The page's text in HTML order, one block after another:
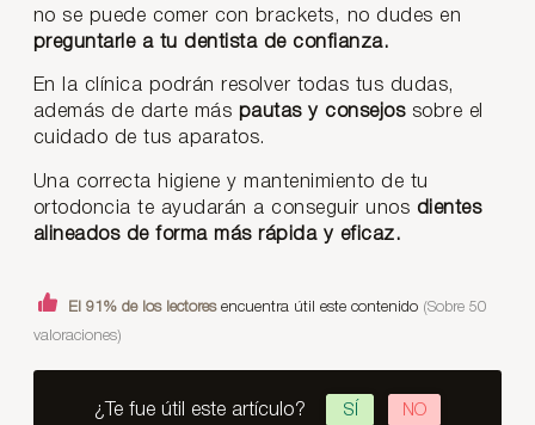
no se puede comer con brackets, no dudes en
preguntarle a tu dentista de confianza.
En la clínica podrán resolver todas tus dudas,
además de darte más pautas y consejos sobre el
cuidado de tus aparatos.
Una correcta higiene y mantenimiento de tu
ortodoncia te ayudarán a conseguir unos dientes
alineados de forma más rápida y eficaz.
El 91% de los lectoresencuentra útil este contenido (Sobre 50
valoraciones)
¿Te fue útil este artículo? SÍ NO